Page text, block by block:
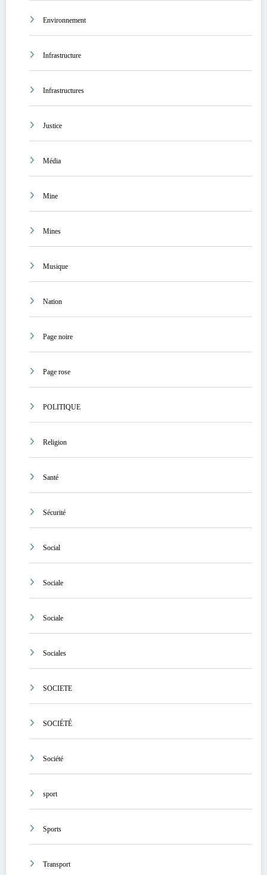
Environnement
Infrastructure
Infrastructures
Justice
Média
Mine
Mines
Musique
Nation
Page noire
Page rose
POLITIQUE
Religion
Santé
Sécurité
Social
Sociale
Sociale
Sociales
SOCIETE
SOCIÉTÉ
Société
sport
Sports
Transport